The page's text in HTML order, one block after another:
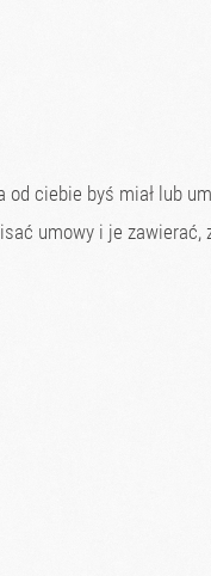
ciebie byś miał lub
umowy i je zawierać,